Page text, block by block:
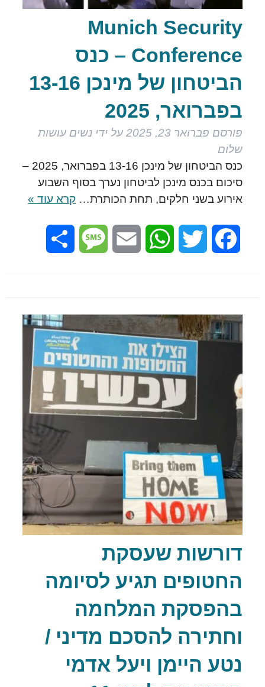
Munich Security
Conference – כנס
הביטחון של מינכן 13-16
בפברואר, 2025
פורסם פברואר 23, 2025 על ידי נשים עושות
שלום
כנס הביטחון של מינכן 13-16 בפברואר, 2025 –
סיכום בכנס מינכן לביטחון נערך בסוף השבוע
אירוע בשני חלקים, תחת הכותרת… קרא עוד »
Facebook
Twitter
WhatsApp
Email
Message
דורשות שעסקת
החטופים תגיע לסיומה
בהפסקת המלחמה
וחתירה להסכם מדיני /
נטע היימן ויעל אדמי